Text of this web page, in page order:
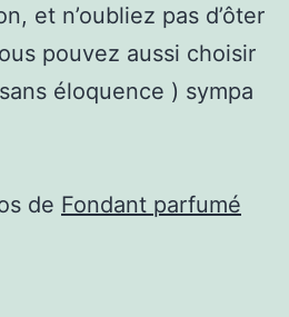
et n’oubliez pas d’ôter
pouvez aussi choisir
éloquence ) sympa
de Fondant parfumé